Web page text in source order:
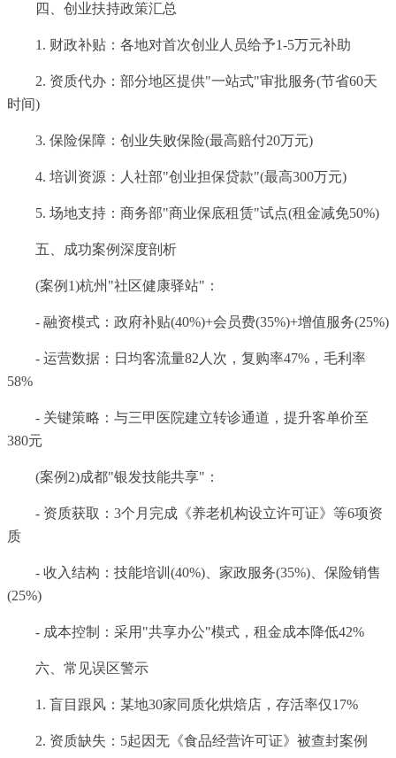
四、创业扶持政策汇总
1. 财政补贴：各地对首次创业人员给予1-5万元补助
2. 资质代办：部分地区提供"一站式"审批服务(节省60天
时间)
3. 保险保障：创业失败保险(最高赔付20万元)
4. 培训资源：人社部"创业担保贷款"(最高300万元)
5. 场地支持：商务部"商业保底租赁"试点(租金减免50%)
五、成功案例深度剖析
(案例1)杭州"社区健康驿站"：
- 融资模式：政府补贴(40%)+会员费(35%)+增值服务(25%)
- 运营数据：日均客流量82人次，复购率47%，毛利率
58%
- 关键策略：与三甲医院建立转诊通道，提升客单价至
380元
(案例2)成都"银发技能共享"：
- 资质获取：3个月完成《养老机构设立许可证》等6项资
质
- 收入结构：技能培训(40%)、家政服务(35%)、保险销售
(25%)
- 成本控制：采用"共享办公"模式，租金成本降低42%
六、常见误区警示
1. 盲目跟风：某地30家同质化烘焙店，存活率仅17%
2. 资质缺失：5起因无《食品经营许可证》被查封案例